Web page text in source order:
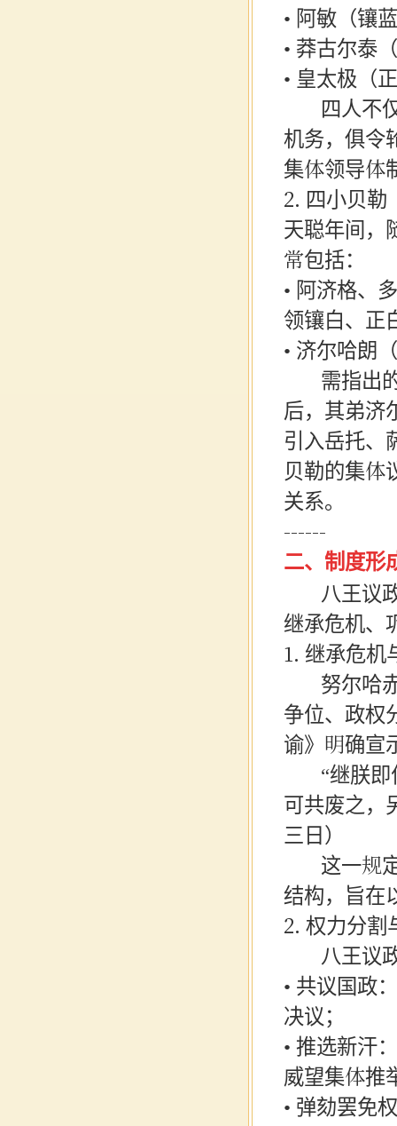
• 阿敏（镶
• 莽古尔泰
• 皇太极（
四人不仅
机务，俱令
集体领导体
2. 四小贝勒
天聪年间，
常包括：
• 阿济格、
领镶白、正
• 济尔哈朗
需指出
后，其弟济
引入岳托、
贝勒的集体
关系。
------
二、制度形
八王议政
继承危机、
1. 继承危机
努尔哈赤
争位、政权
谕》明确宣
“继朕即
可共废之，
三日）
这一规定
结构，旨在
2. 权力分割
八王议政
• 共议国政
决议；
• 推选新汗
威望集体推
• 弹劾罢免